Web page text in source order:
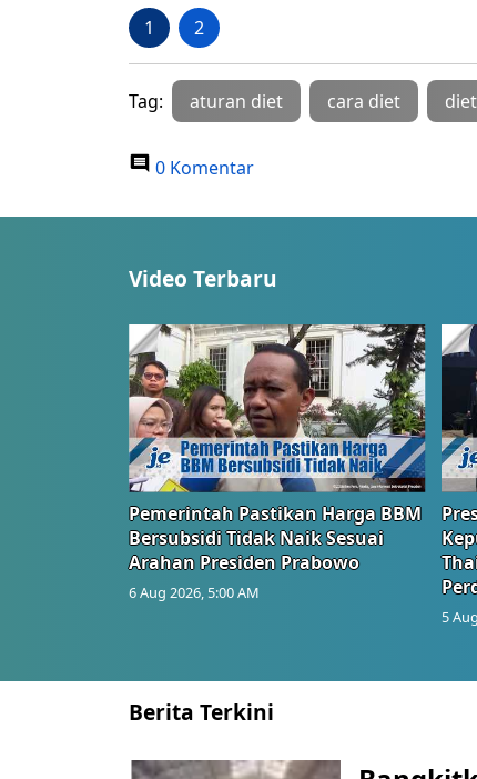
1 2
Tag: aturan diet cara diet diet
0 Komentar
Video Terbaru
Pemerintah Pastikan Harga BBM
Bersubsidi Tidak Naik Sesuai
Arahan Presiden Prabowo
6 Aug 2026, 5:00 AM
5
Berita Terkini